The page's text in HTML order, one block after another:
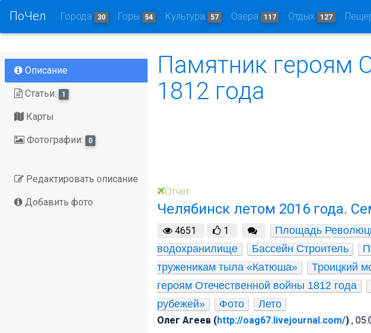
ПоЧел Города 30 Горы 54 Культура 57 Озера 117 Отдых 127
Описание
Статьи: 1
Карты
Фотографии: 0
Редактировать описание
Добавить фото
Памятник героям
1812 года
Отчет
Челябинск летом 2016 года.
4651 1 Площадь
водохранилище
Бассейн Строитель
труженикам тыла «Катюша»
Троицкий
героям Отечественной войны 1812 года
рубежей»
Фото Лето
Олег Агеев (http://oag67.livejournal.com/) ,